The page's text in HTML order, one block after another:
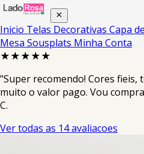
Inicio Telas Decorativas Capa
Mesa Sousplats Minha Conta
★★★★★
"Super recomendo! Cores fieis,
muito o valor pago. Vou
C.
Ver todas as 14 avaliacoes